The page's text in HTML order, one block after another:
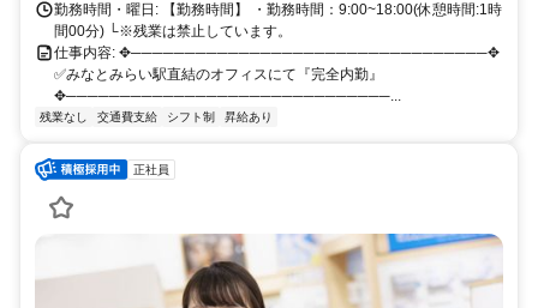
勤務時間・曜日: 【勤務時間】 ・勤務時間：9:00~18:00(休憩時間:1時
間00分) └※残業は禁止しています。
仕事内容: ✥─────────────────────────────────✥
✅みなとみらい駅直結のオフィスにて『完全内勤』
✥──────────────────────────────...
残業なし 交通費支給 シフト制 昇給あり
正社員